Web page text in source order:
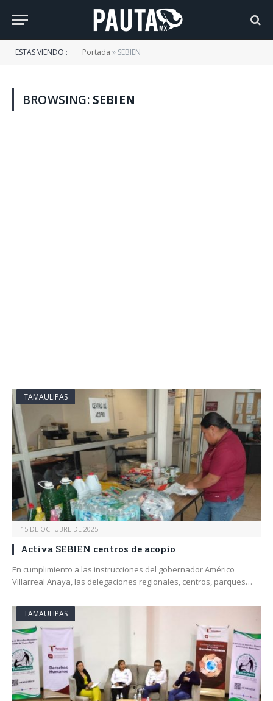
ESTAS VIENDO : Portada » SEBIEN
BROWSING: SEBIEN
TAMAULIPAS
15 DE OCTUBRE DE 2025
Activa SEBIEN centros de acopio
En cumplimiento a las instrucciones del gobernador Américo
Villarreal Anaya, las delegaciones regionales, centros, parques…
TAMAULIPAS